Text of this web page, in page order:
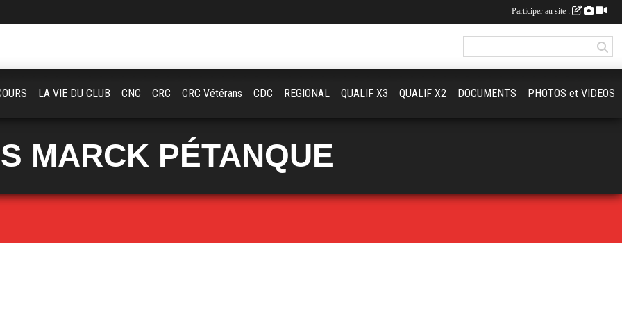
MARCK PÉTANQUE
LA VIE DU CLUB CNC CRC CRC Vétérans CDC REGIONAL QUALIF X3 QUALIF X2 DOCUMENTS PHOTOS et VIDEOS
Participer au site :